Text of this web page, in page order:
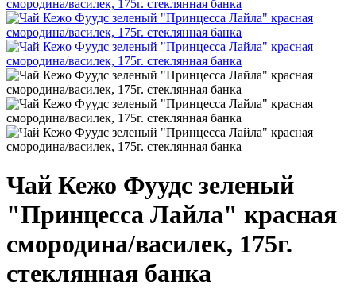
Чай Кежо Фуудс зеленый
"Принцесса Лайла" красная
смородина/василек, 175г.
стеклянная банка